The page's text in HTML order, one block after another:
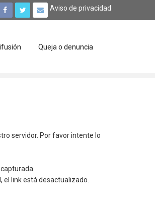
Aviso de privacidad
Queja o denuncia
servidor. Por favor intente lo
el link está desactualizado.